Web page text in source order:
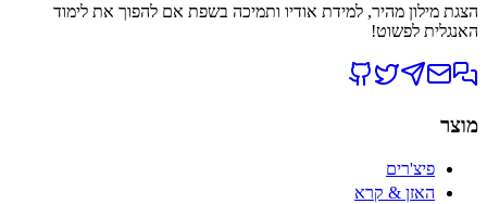
הצגת מילון מהיר, למידת אודיו ותמיכה בשפת אם להפוך את לימוד
האנגלית לפשוט!
מוצר
פיצ'רים
האזן & קרא